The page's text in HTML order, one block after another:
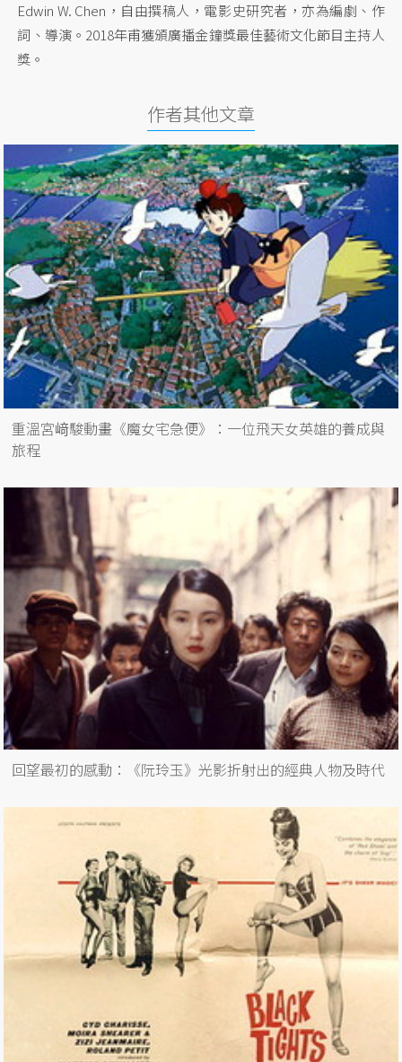
Edwin W. Chen，自由撰稿人，電影史研究者，亦為編劇、作
詞、導演。2018年甫獲頒廣播金鐘獎最佳藝術文化節目主持人
獎。
作者其他文章
重溫宮﨑駿動畫《魔女宅急便》：一位飛天女英雄的養成與
旅程
回望最初的感動：《阮玲玉》光影折射出的經典人物及時代